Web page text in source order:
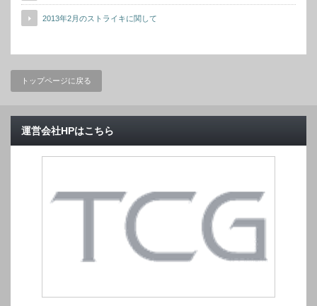
2013年2月のストライキに関して
トップページに戻る
運営会社HPはこちら